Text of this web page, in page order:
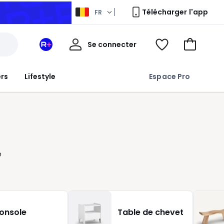
FR Télécharger l'app
Lifestyle Espace Pro
Mon
Redoute
Se connecter
Mon
Voir
Aller
Table de chevet